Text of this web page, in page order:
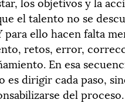
el talento no se
para ello hacen falta
retos, error,
En esa
es dirigir cada paso,
del proceso.